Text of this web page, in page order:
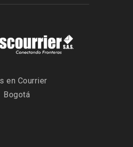
en Courrier
Bogotá